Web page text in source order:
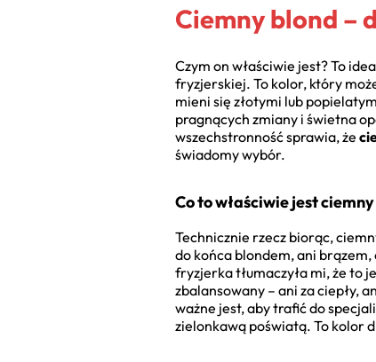
Ciemny blond –
Czym on właściwie jest? To
fryzjerskiej. To kolor, który
mieni się złotymi lub
pragnących zmiany i świetna
wszechstronność sprawia, że
świadomy wybór.
Co to właściwie jest
Technicznie rzecz biorąc,
do końca blondem, ani
fryzjerka tłumaczyła mi, że to
zbalansowany – ani za ciepły,
ważne jest, aby trafić do
zielonkawą poświatą. To kolor